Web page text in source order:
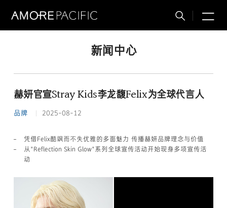
搜
索
新闻中心
赫妍官宣Stray Kids李龙馥Felix为全球代言人
品牌 2025-08-12
凭借Felix酷飒而不失优雅的多面魅力 传播赫妍品牌理念与价值
从"Reflection Skin Glow"系列全球宣传活动开始现身多项宣传活
动